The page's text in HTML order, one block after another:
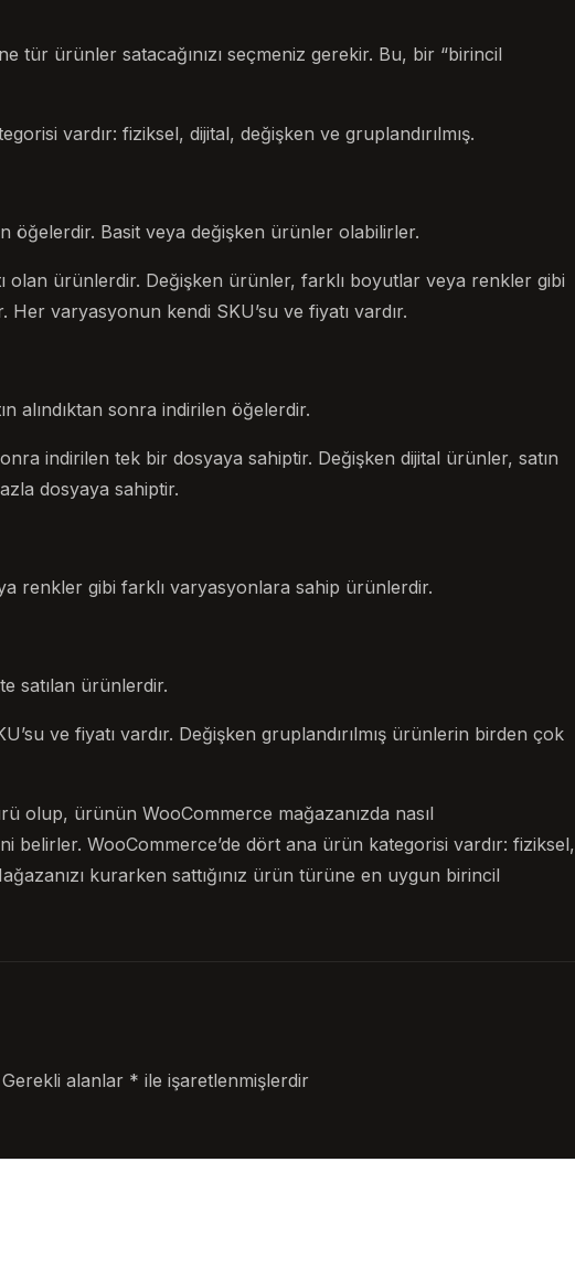
tür ürünler satacağınızı seçmeniz gerekir. Bu, bir “birincil
vardır: fiziksel, dijital, değişken ve gruplandırılmış.
öğelerdir. Basit veya değişken ürünler olabilirler.
olan ürünlerdir. Değişken ürünler, farklı boyutlar veya renkler gibi
varyasyonun kendi SKU’su ve fiyatı vardır.
alındıktan sonra indirilen öğelerdir.
indirilen tek bir dosyaya sahiptir. Değişken dijital ürünler, satın
dosyaya sahiptir.
renkler gibi farklı varyasyonlara sahip ürünlerdir.
satılan ürünlerdir.
ve fiyatı vardır. Değişken gruplandırılmış ürünlerin birden çok
olup, ürünün WooCommerce mağazanızda nasıl
belirler. WooCommerce’de dört ana ürün kategorisi vardır: fiziksel,
kurarken sattığınız ürün türüne en uygun birincil
Gerekli alanlar * ile işaretlenmişlerdir